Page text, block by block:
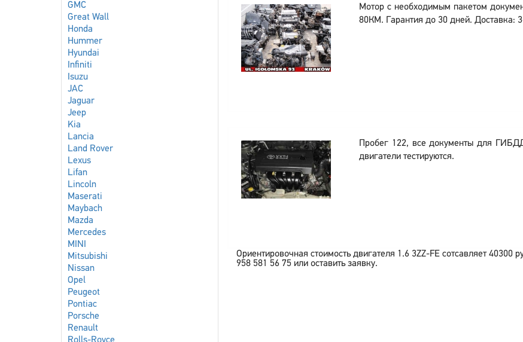
GMC
Great Wall
Honda
Hummer
Hyundai
Infiniti
Isuzu
JAC
Jaguar
Jeep
Kia
Lancia
Land Rover
Lexus
Lifan
Lincoln
Maserati
Maybach
Mazda
Mercedes
MINI
Mitsubishi
Nissan
Opel
Peugeot
Pontiac
Porsche
Renault
Мотор с необходимым пакетом
80КМ. Гарантия до 30 дней. Доставка:
Пробег 122, все документы для
двигатели тестируются.
Ориентировочная стоимость двигателя 1.6 3ZZ-FEсотсавляет40300
958 581 56 75 или оставить заявку.